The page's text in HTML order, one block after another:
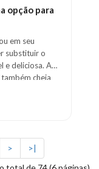
opção para
em seu
substituir o
e deliciosa. A
cheia
>
>|